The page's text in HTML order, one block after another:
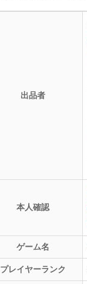
出品者
本人確認
ゲーム名
プレイヤーランク